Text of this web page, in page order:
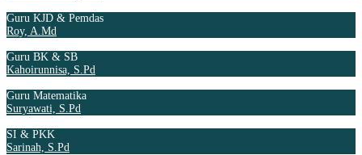
Guru KJD & Pemdas
Roy, A.Md
Guru BK & SB
Kahoirunnisa, S.Pd
Guru Matematika
Suryawati, S.Pd
SI & PKK
Sarinah, S.Pd